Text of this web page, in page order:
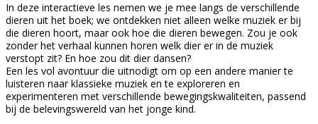
In deze interactieve les nemen we je mee langs de verschillende
dieren uit het boek; we ontdekken niet alleen welke muziek er bij
die dieren hoort, maar ook hoe die dieren bewegen. Zou je ook
zonder het verhaal kunnen horen welk dier er in de muziek
verstopt zit? En hoe zou dit dier dansen?
Een les vol avontuur die uitnodigt om op een andere manier te
luisteren naar klassieke muziek en te exploreren en
experimenteren met verschillende bewegingskwaliteiten, passend
bij de belevingswereld van het jonge kind.